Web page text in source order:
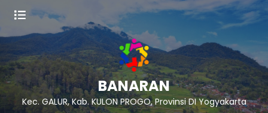
BANARAN
Kec. GALUR, Kab. KULON PROGO, Provinsi DI Yogyakarta